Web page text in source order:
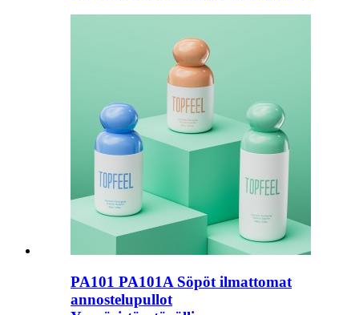
PA101 PA101A Söpöt ilmattomat
annostelupullot